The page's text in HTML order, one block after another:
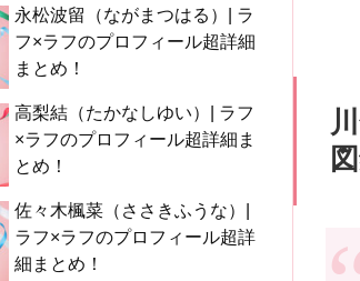
永松波留（ながまつはる）| ラ
フ×ラフのプロフィール超詳細
まとめ！
高梨結（たかなしゆい）| ラフ
×ラフのプロフィール超詳細ま
とめ！
佐々木楓菜（ささきふうな）|
ラフ×ラフのプロフィール超詳
細まとめ！